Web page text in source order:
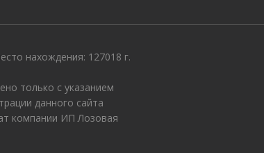
нахождения: 127018 г.
только с указанием
данного сайта
компании ИП Лозовая